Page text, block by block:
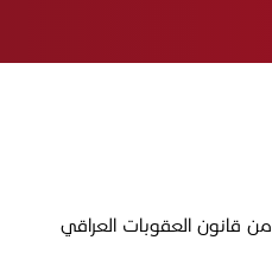
وحصلت "الجبال"، على وثيقة رسمية، كشفت صدور أمر قضائي بتاريخ 3 آب الجاري، يقضي باعتقال عبد الواحد استناداً إلى دعاوى مقدمة من موطنين بحقه، بموجب المادة 431 من قانون العقوبات العراقي